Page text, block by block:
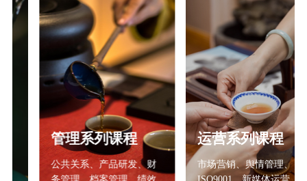
管理系列课程
公共关系、产品研发、财
运营系列课程
市场营销、舆情管理、